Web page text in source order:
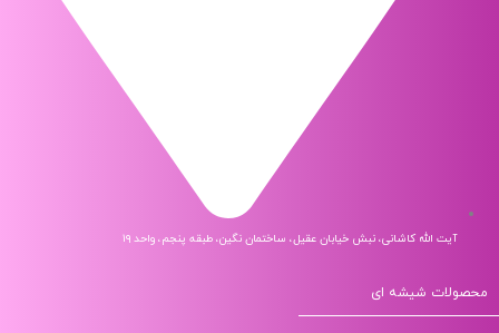
آیت الله کاشانی، نبش خیابان عقیل، ساختمان نگین، طبقه پنجم، واحد ۱۹
شیشه ای